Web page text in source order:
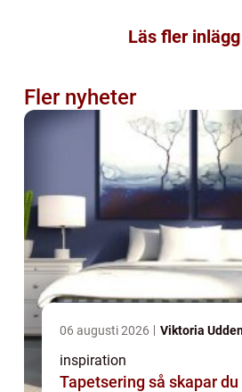
Läs fler
Fler nyheter
06 augusti 2026 Viktoria
inspiration
Tapetsering så skapar du hållbara och